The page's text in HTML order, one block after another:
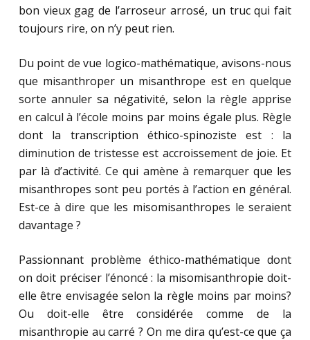
bon vieux gag de l’arroseur arrosé, un truc qui fait
toujours rire, on n’y peut rien.
Du point de vue logico-mathématique, avisons-nous
que misanthroper un misanthrope est en quelque
sorte annuler sa négativité, selon la règle apprise
en calcul à l’école moins par moins égale plus. Règle
dont la transcription éthico-spinoziste est : la
diminution de tristesse est accroissement de joie. Et
par là d’activité. Ce qui amène à remarquer que les
misanthropes sont peu portés à l’action en général.
Est-ce à dire que les misomisanthropes le seraient
davantage ?
Passionnant problème éthico-mathématique dont
on doit préciser l’énoncé : la misomisanthropie doit-
elle être envisagée selon la règle moins par moins?
Ou doit-elle être considérée comme de la
misanthropie au carré ? On me dira qu’est-ce que ça